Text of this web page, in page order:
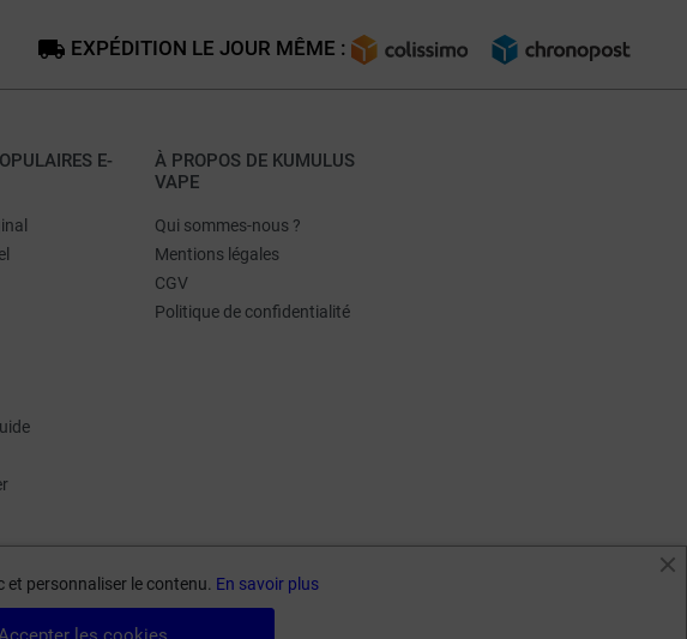
EXPÉDITION LE JOUR MÊME :
E-
À PROPOS DE KUMULUS
VAPE
Qui sommes-nous ?
Mentions légales
CGV
Politique de confidentialité
et personnaliser le contenu. En savoir plus